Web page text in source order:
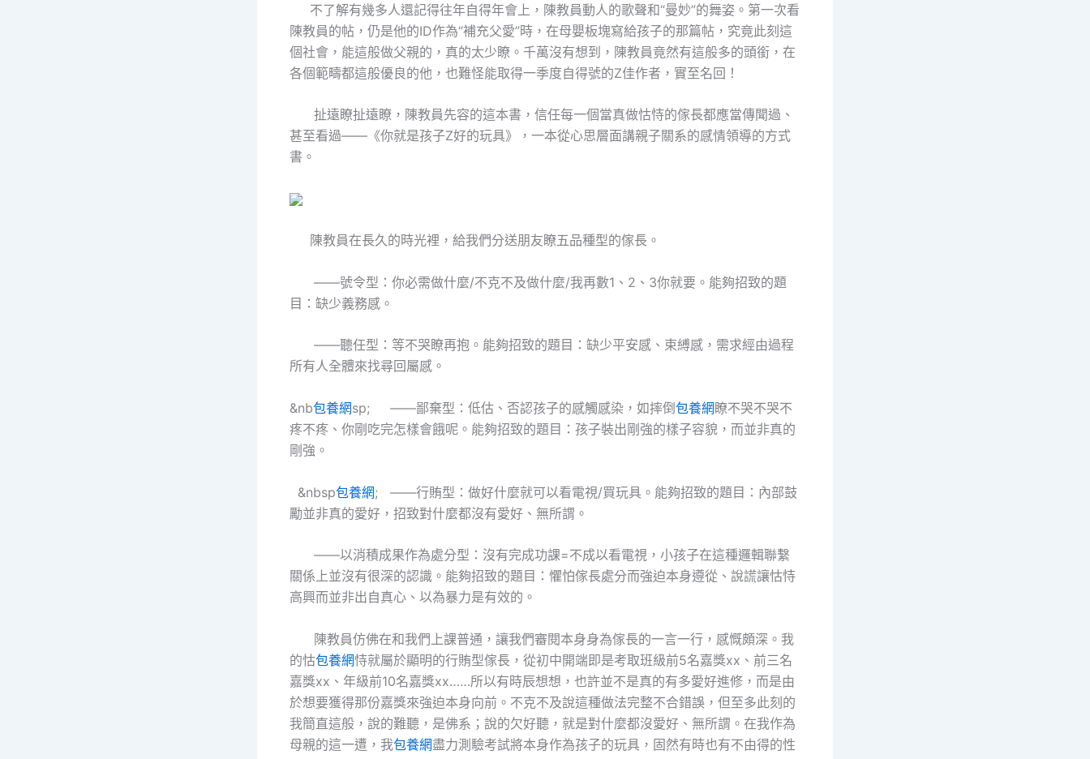
不了解有幾多人還記得往年自得年會上，陳教員動人的歌聲和“曼妙”的舞姿。第一次看
陳教員的帖，仍是他的ID作為“補充父愛”時，在母嬰板塊寫給孩子的那篇帖，究竟此刻這
個社會，能這般做父親的，真的太少瞭。千萬沒有想到，陳教員竟然有這般多的頭銜，在
各個範疇都這般優良的他，也難怪能取得一季度自得號的Z佳作者，實至名回！
扯遠瞭扯遠瞭，陳教員先容的這本書，信任每一個當真做怙恃的傢長都應當傳聞過、
甚至看過——《你就是孩子Z好的玩具》，一本從心思層面講親子關系的感情領導的方式
書。
陳教員在長久的時光裡，給我們分送朋友瞭五品種型的傢長。
——號令型：你必需做什麼/不克不及做什麼/我再數1、2、3你就要。能夠招致的題
目：缺少義務感。
——聽任型：等不哭瞭再抱。能夠招致的題目：缺少平安感、束縛感，需求經由過程
所有人全體來找尋回屬感。
&nb包養網sp; ——鄙棄型：低估、否認孩子的感觸感染，如摔倒包養網 瞭不哭不哭不
疼不疼、你剛吃完怎樣會餓呢。能夠招致的題目：孩子裝出剛強的樣子容貌，而並非真的
剛強。
&nbsp包養網; ——行賄型：做好什麼就可以看電視/買玩具。能夠招致的題目：內部鼓
勵並非真的愛好，招致對什麼都沒有愛好、無所謂。
——以消積成果作為處分型：沒有完成功課=不成以看電視，小孩子在這種邏輯聯繫
關係上並沒有很深的認識。能夠招致的題目：懼怕傢長處分而強迫本身遵從、說謊讓怙恃
高興而並非出自真心、以為暴力是有效的。
陳教員仿佛在和我們上課普通，讓我們審閱本身身為傢長的一言一行，感慨頗深。我
的怙包養網恃就屬於顯明的行賄型傢長，從初中開端即是考取班級前5名嘉獎xx、前三名
嘉獎xx、年級前10名嘉獎xx……所以有時辰想想，也許並不是真的有多愛好進修，而是由
於想要獲得那份嘉獎來強迫本身向前。不克不及說這種做法完整不合錯誤，但至多此刻的
我簡直這般，說的難聽，是佛系；說的欠好聽，就是對什麼都沒愛好、無所謂。在我作為
母親的這一遭，我包養網盡力測驗考試將本身作為孩子的玩具，固然有時也有不由得的性